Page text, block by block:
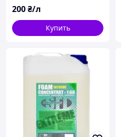
200₴/л
Купить